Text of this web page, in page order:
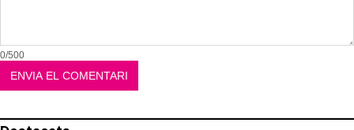
0/500